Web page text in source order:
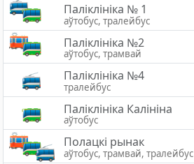
Паліклініка № 1
аўтобус, тралейбус
Паліклініка №2
аўтобус, трамвай
Паліклініка №4
тралейбус
Паліклініка Калініна
аўтобус
Полацкі рынак
аўтобус, трамвай, тралейбус